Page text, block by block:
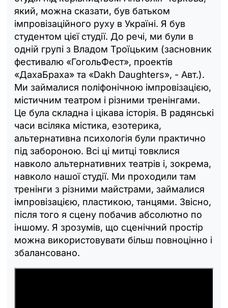
який, можна сказати, був батьком
імпровізаційного руху в Україні. Я був
студентом цієї студії. До речі, ми були в
одній групі з Владом Троїцьким (засновник
фестивалю «ГогольФест», проектів
«ДахаБраха» та «Dakh Daughters», - Авт.).
Ми займалися поліфонічною імпровізацією,
містичним театром і різними тренінгами.
Це була складна і цікава історія. В радянські
часи всіляка містика, езотерика,
альтернативна психологія були практично
під забороною. Всі ці митці товклися
навколо альтернативних театрів і, зокрема,
навколо нашої студії. Ми проходили там
тренінги з різними майстрами, займалися
імпровізацією, пластикою, танцями. Звісно,
після того я сцену побачив абсолютно по
іншому. Я зрозумів, що сценічний простір
можна використовувати більш повноцінно і
збалансовано.